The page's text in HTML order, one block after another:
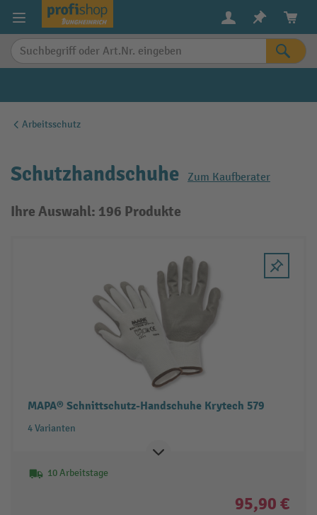
springen
Arbeitsschutz
Schutzhandschuhe Zum Kaufberater
Ihre Auswahl: 196 Produkte
MAPA® Schnittschutz-Handschuhe Krytech 579
4 Varianten
10 Arbeitstage
95,90 €